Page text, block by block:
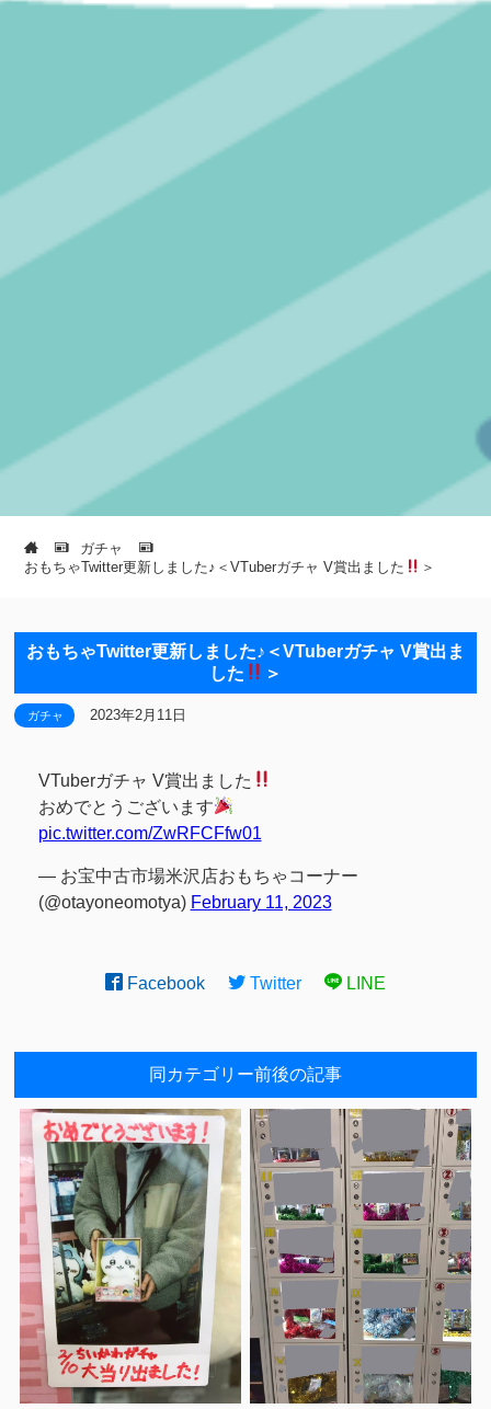
ガチャ
おもちゃTwitter更新しました♪＜VTuberガチャ V賞出ました
＞
おもちゃTwitter更新しました♪＜VTuberガチャ V賞出ま
した
＞
ガチャ 2023年2月11日
VTuberガチャ V賞出ました
おめでとうございます
pic.twitter.com/ZwRFCFfw01
— お宝中古市場米沢店おもちゃコーナー
(@otayoneomotya) February 11, 2023
Facebook Twitter LINE
同カテゴリー前後の記事